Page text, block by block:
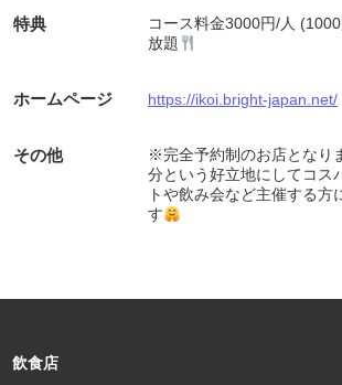
特典
コース料金3000円/人
放題
ホームページ https://ikoi.bright-japan.net/
その他
※完全予約制のお店となり
分という好立地にしてコス
トや飲み会など主催する方
す
飲食店